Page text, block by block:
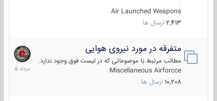
Air Launched Weapons
2,413 ارسال ها
متفرقه در مورد نیروی هوایی
مطالب مرتبط با موضوعاتی که در لیست فوق وجود ندارد.
Miscellaneous Airforcce
10,208 ارسال ها
7
مرداد
1405